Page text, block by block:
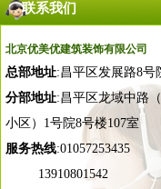
联系我们
北京优美优建筑装饰有限公司
总部地址:昌平区发展路8号
分部地址:昌平区龙域中路
小区）1号院8号楼107室
服务热线:01057253435
13910801542